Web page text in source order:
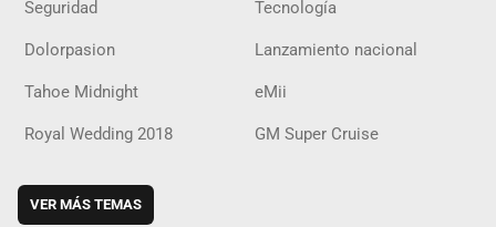
Seguridad Tecnología
Dolorpasion Lanzamiento nacional
Tahoe Midnight eMii
Royal Wedding 2018 GM Super Cruise
VER MÁS TEMAS